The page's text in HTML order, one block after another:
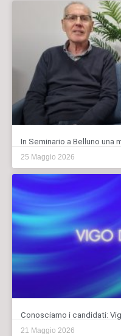
In Seminario a Belluno una
25 Maggio 2026
Conosciamo i candidati:
21 Maggio 2026